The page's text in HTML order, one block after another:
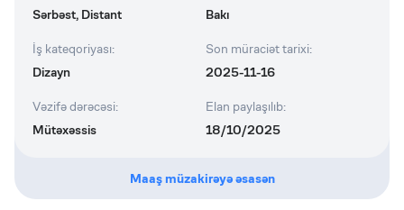
Sərbəst, Distant
Bakı
İş kateqoriyası:
Dizayn
Son müraciət tarixi:
2025-11-16
Vəzifə dərəcəsi:
Mütəxəssis
Elan paylaşılıb:
18/10/2025
Maaş müzakirəyə əsasən